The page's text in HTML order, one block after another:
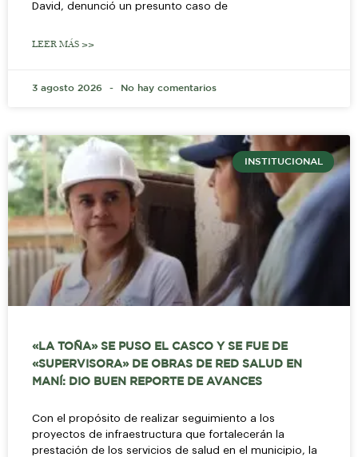
David, denunció un presunto caso de
LEER MÁS >>
3 agosto 2026 No hay comentarios
INSTITUCIONAL
«LA TOÑA» SE PUSO EL CASCO Y SE FUE DE
«SUPERVISORA» DE OBRAS DE RED SALUD EN
MANÍ: DIO BUEN REPORTE DE AVANCES
Con el propósito de realizar seguimiento a los
proyectos de infraestructura que fortalecerán la
prestación de los servicios de salud en el municipio, la